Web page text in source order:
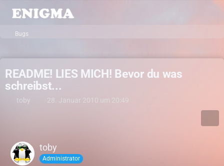
Bugs
README! LIES MICH! Bevor du was
schreibst...
toby 28. Januar 2010 um 20:49
toby
Administrator